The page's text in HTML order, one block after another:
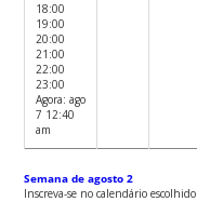
18:00
19:00
20:00
21:00
22:00
23:00
Agora: ago
7 12:40
am
Semana de agosto 2
Inscreva-se no calendário escolhido